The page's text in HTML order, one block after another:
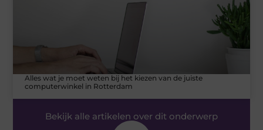
Alles wat je moet weten bij het kiezen van de juiste
computerwinkel in Rotterdam
Bekijk alle artikelen over dit onderwerp